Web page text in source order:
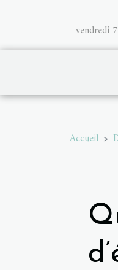
vendredi
Accueil